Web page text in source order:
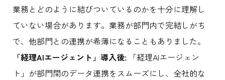
業務とどのように結びついているのかを十分に理解し
ていない場合があります。業務が部門内で完結しがち
で、他部門との連携が希薄になることもありました。
「経理AIエージェント」導入後: 「経理AIエージェン
ト」が部門間のデータ連携をスムーズにし、全社的な